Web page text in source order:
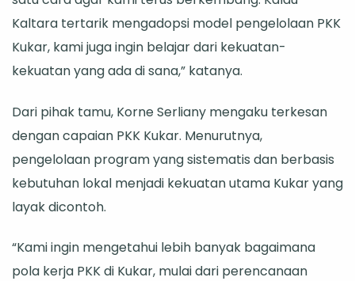
Kaltara tertarik mengadopsi model pengelolaan PKK
Kukar, kami juga ingin belajar dari kekuatan-
kekuatan yang ada di sana,” katanya.
Dari pihak tamu, Korne Serliany mengaku terkesan
dengan capaian PKK Kukar. Menurutnya,
pengelolaan program yang sistematis dan berbasis
kebutuhan lokal menjadi kekuatan utama Kukar yang
layak dicontoh.
“Kami ingin mengetahui lebih banyak bagaimana
pola kerja PKK di Kukar, mulai dari perencanaan